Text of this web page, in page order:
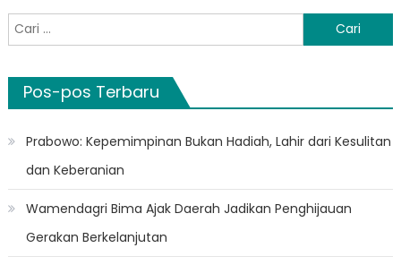
Cari
untuk:
Pos-pos Terbaru
Prabowo: Kepemimpinan Bukan Hadiah, Lahir dari Kesulitan
dan Keberanian
Wamendagri Bima Ajak Daerah Jadikan Penghijauan
Gerakan Berkelanjutan